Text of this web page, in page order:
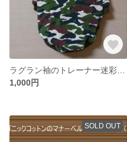
1,000円
SOLD OUT